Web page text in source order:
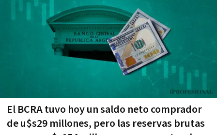
El BCRA tuvo hoy un saldo neto comprador
de u$s29 millones, pero las reservas brutas